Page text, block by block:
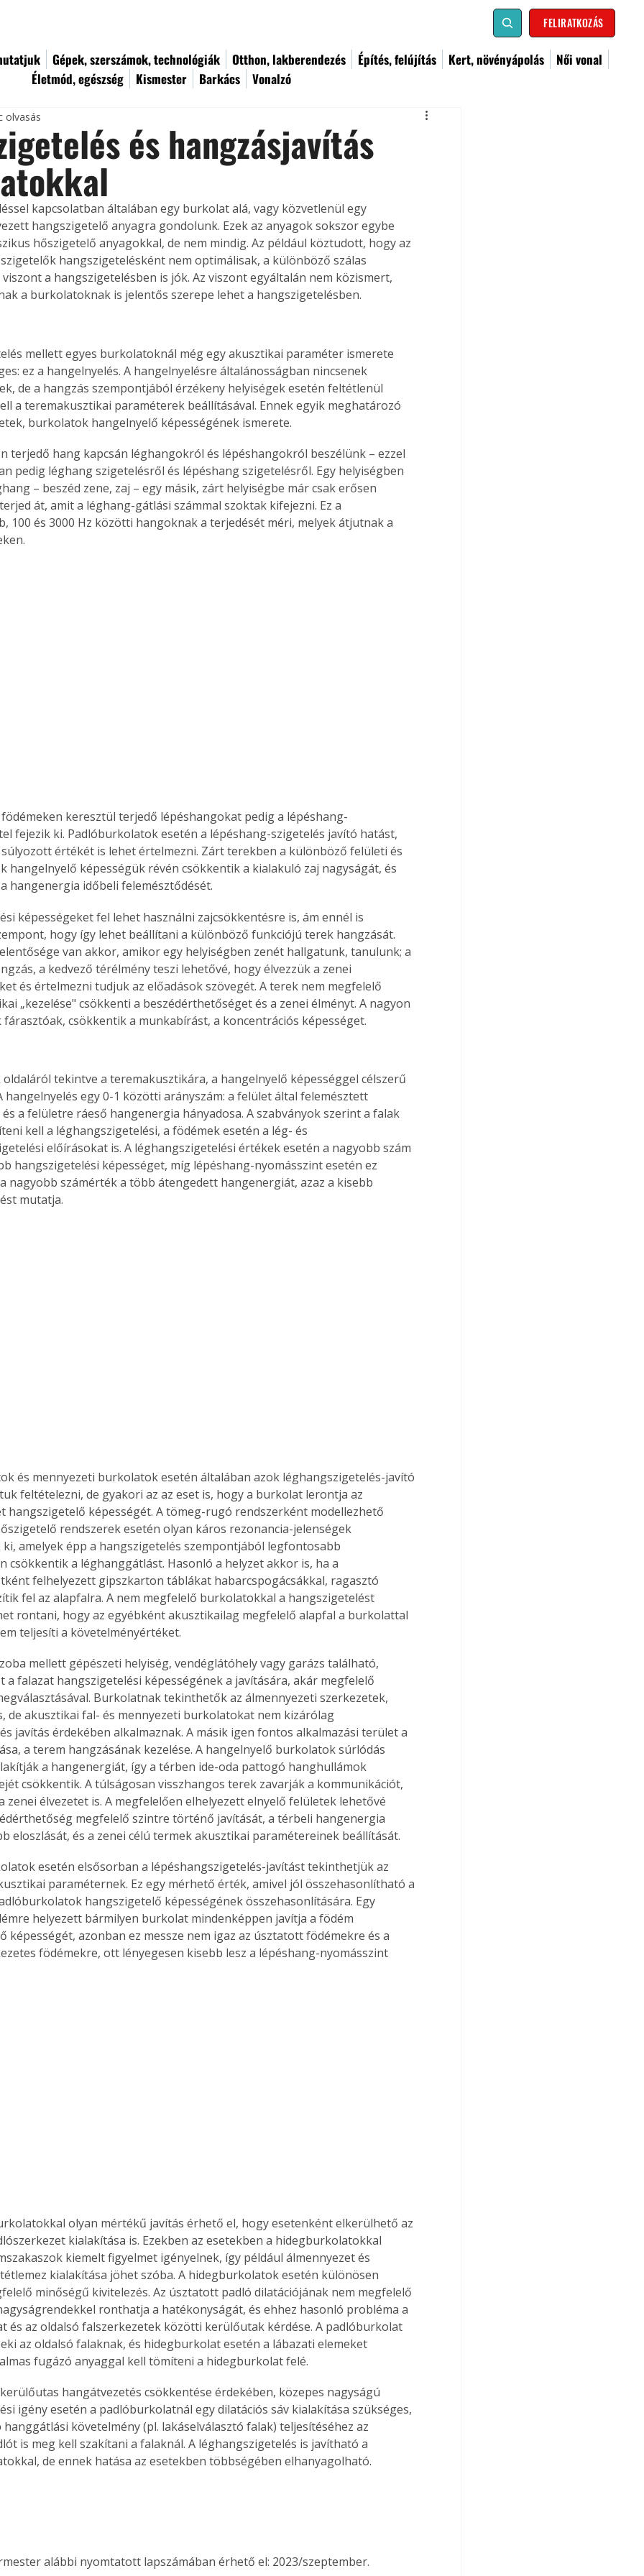
FELIRATKOZÁS
Gépek, szerszámok, technológiák Otthon, lakberendezés Építés, felújítás Kert, növényápolás
Női vonal
Életmód, egészség
Kismester Barkács Vonalzó
vagy
is
Bárhol,
élve
az
A
természet kincsei az
és hangzásjavítás
olvasás
kapcsolatban általában egy burkolat alá, vagy közvetlenül egy
hangszigetelő anyagra gondolunk. Ezek az anyagok sokszor egybe
hőszigetelő anyagokkal, de nem mindig. Az például köztudott, hogy az
hangszigetelésként nem optimálisak, a különböző szálas
a hangszigetelésben is jók. Az viszont egyáltalán nem közismert,
a burkolatoknak is jelentős szerepe lehet a hangszigetelésben.
mellett egyes burkolatoknál még egy akusztikai paraméter ismerete
ez a hangelnyelés. A hangelnyelésre általánosságban nincsenek
de a hangzás szempontjából érzékeny helyiségek esetén feltétlenül
a teremakusztikai paraméterek beállításával. Ennek egyik meghatározó
burkolatok hangelnyelő képességének ismerete.
terjedő hang kapcsán léghangokról és lépéshangokról beszélünk – ezzel
pedig léghang szigetelésről és lépéshang szigetelésről. Egy helyiségben
– beszéd zene, zaj – egy másik, zárt helyiségbe már csak erősen
át, amit a léghang-gátlási számmal szoktak kifejezni. Ez a
100 és 3000 Hz közötti hangoknak a terjedését méri, melyek átjutnak a
keresztül terjedő lépéshangokat pedig a lépéshang-
fejezik ki. Padlóburkolatok esetén a lépéshang-szigetelés javító hatást,
értékét is lehet értelmezni. Zárt terekben a különböző felületi és
hangelnyelő képességük révén csökkentik a kialakuló zaj nagyságát, és
hangenergia időbeli felemésztődését.
képességeket fel lehet használni zajcsökkentésre is, ám ennél is
hogy így lehet beállítani a különböző funkciójú terek hangzását.
van akkor, amikor egy helyiségben zenét hallgatunk, tanulunk; a
a kedvező térélmény teszi lehetővé, hogy élvezzük a zenei
és értelmezni tudjuk az előadások szövegét. A terek nem megfelelő
„kezelése" csökkenti a beszédérthetőséget és a zenei élményt. A nagyon
csökkentik a munkabírást, a koncentrációs képességet.
tekintve a teremakusztikára, a hangelnyelő képességgel célszerű
hangelnyelés egy 0-1 közötti arányszám: a felület által felemésztett
a felületre ráeső hangenergia hányadosa. A szabványok szerint a falak
kell a léghangszigetelési, a födémek esetén a lég- és
előírásokat is. A léghangszigetelési értékek esetén a nagyobb szám
hangszigetelési képességet, míg lépéshang-nyomásszint esetén ez
nagyobb számérték a több átengedett hangenergiát, azaz a kisebb
mutatja.
és mennyezeti burkolatok esetén általában azok léghangszigetelés-javító
feltételezni, de gyakori az az eset is, hogy a burkolat lerontja az
hangszigetelő képességét. A tömeg-rugó rendszerként modellezhető
rendszerek esetén olyan káros rezonancia-jelenségek
amelyek épp a hangszigetelés szempontjából legfontosabb
csökkentik a léghanggátlást. Hasonló a helyzet akkor is, ha a
felhelyezett gipszkarton táblákat habarcspogácsákkal, ragasztó
fel az alapfalra. A nem megfelelő burkolatokkal a hangszigetelést
rontani, hogy az egyébként akusztikailag megfelelő alapfal a burkolattal
teljesíti a követelményértéket.
mellett gépészeti helyiség, vendéglátóhely vagy garázs található,
a falazat hangszigetelési képességének a javítására, akár megfelelő
Burkolatnak tekinthetők az álmennyezeti szerkezetek,
de akusztikai fal- és mennyezeti burkolatokat nem kizárólag
javítás érdekében alkalmaznak. A másik igen fontos alkalmazási terület a
a terem hangzásának kezelése. A hangelnyelő burkolatok súrlódás
a hangenergiát, így a térben ide-oda pattogó hanghullámok
csökkentik. A túlságosan visszhangos terek zavarják a kommunikációt,
zenei élvezetet is. A megfelelően elhelyezett elnyelő felületek lehetővé
megfelelő szintre történő javítását, a térbeli hangenergia
eloszlását, és a zenei célú termek akusztikai paramétereinek beállítását.
esetén elsősorban a lépéshangszigetelés-javítást tekinthetjük az
paraméternek. Ez egy mérhető érték, amivel jól összehasonlítható a
hangszigetelő képességének összehasonlítására. Egy
helyezett bármilyen burkolat mindenképpen javítja a födém
képességét, azonban ez messze nem igaz az úsztatott födémekre és a
födémekre, ott lényegesen kisebb lesz a lépéshang-nyomásszint
olyan mértékű javítás érhető el, hogy esetenként elkerülhető az
kialakítása is. Ezekben az esetekben a hidegburkolatokkal
kiemelt figyelmet igényelnek, így például álmennyezet és
kialakítása jöhet szóba. A hidegburkolatok esetén különösen
minőségű kivitelezés. Az úsztatott padló dilatációjának nem megfelelő
ronthatja a hatékonyságát, és ehhez hasonló probléma a
és az oldalsó falszerkezetek közötti kerülőutak kérdése. A padlóburkolat
az oldalsó falaknak, és hidegburkolat esetén a lábazati elemeket
fugázó anyaggal kell tömíteni a hidegburkolat felé.
hangátvezetés csökkentése érdekében, közepes nagyságú
igény esetén a padlóburkolatnál egy dilatációs sáv kialakítása szükséges,
követelmény (pl. lakáselválasztó falak) teljesítéséhez az
is meg kell szakítani a falaknál. A léghangszigetelés is javítható a
de ennek hatása az esetekben többségében elhanyagolható.
alábbi nyomtatott lapszámában érhető el: 2023/szeptember.